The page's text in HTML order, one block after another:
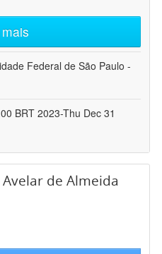
Federal de São Paulo -
BRT 2023-Thu Dec 31
de Almeida